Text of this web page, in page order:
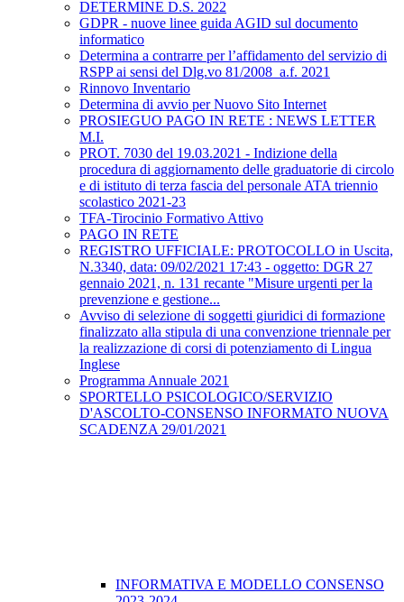
DETERMINE D.S. 2022
GDPR - nuove linee guida AGID sul documento
informatico
Determina a contrarre per l’affidamento del servizio di
RSPP ai sensi del Dlg.vo 81/2008_a.f. 2021
Rinnovo Inventario
Determina di avvio per Nuovo Sito Internet
PROSIEGUO PAGO IN RETE : NEWS LETTER
M.I.
PROT. 7030 del 19.03.2021 - Indizione della
procedura di aggiornamento delle graduatorie di circolo
e di istituto di terza fascia del personale ATA triennio
scolastico 2021-23
TFA-Tirocinio Formativo Attivo
PAGO IN RETE
REGISTRO UFFICIALE: PROTOCOLLO in Uscita,
N.3340, data: 09/02/2021 17:43 - oggetto: DGR 27
gennaio 2021, n. 131 recante "Misure urgenti per la
prevenzione e gestione...
Avviso di selezione di soggetti giuridici di formazione
finalizzato alla stipula di una convenzione triennale per
la realizzazione di corsi di potenziamento di Lingua
Inglese
Programma Annuale 2021
SPORTELLO PSICOLOGICO/SERVIZIO
D'ASCOLTO-CONSENSO INFORMATO NUOVA
SCADENZA 29/01/2021
INFORMATIVA E MODELLO CONSENSO